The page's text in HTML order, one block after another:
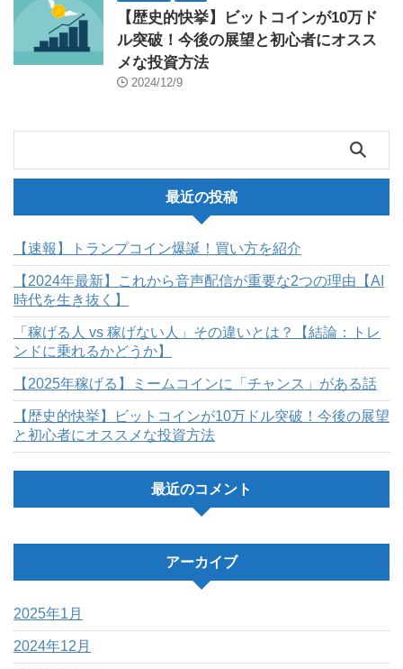
【歴史的快挙】ビットコインが10万ド
ル突破！今後の展望と初心者にオスス
メな投資方法
2024/12/9
最近の投稿
【速報】トランプコイン爆誕！買い方を紹介
【2024年最新】これから音声配信が重要な2つの理由【AI
時代を生き抜く】
「稼げる人 vs 稼げない人」その違いとは？【結論：トレ
ンドに乗れるかどうか】
【2025年稼げる】ミームコインに「チャンス」がある話
【歴史的快挙】ビットコインが10万ドル突破！今後の展望
と初心者にオススメな投資方法
最近のコメント
アーカイブ
2025年1月
2024年12月